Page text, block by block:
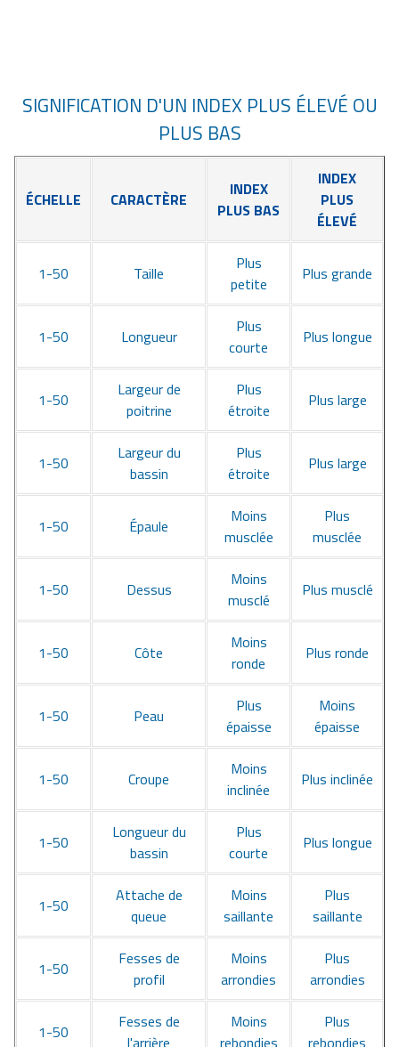
SIGNIFICATION D'UN INDEX PLUS ÉLEVÉ OU
PLUS BAS
ÉCHELLE CARACTÈRE
INDEX
PLUS BAS
INDEX
PLUS
ÉLEVÉ
1-50 Taille
Plus
petite
Plus grande
1-50 Longueur
Plus
courte
Plus longue
1-50
Largeur de
poitrine
Plus
étroite
Plus large
1-50
Largeur du
bassin
Plus
étroite
Plus large
1-50 Épaule
Moins
musclée
Plus
musclée
1-50 Dessus
Moins
musclé
Plus musclé
1-50 Côte
Moins
ronde
Plus ronde
1-50 Peau
Plus
épaisse
Moins
épaisse
1-50 Croupe
Moins
inclinée
Plus inclinée
1-50
Longueur du
bassin
Plus
courte
Plus longue
1-50
Attache de
queue
Moins
saillante
Plus
saillante
1-50
Fesses de
profil
Moins
arrondies
Plus
arrondies
1-50
Fesses de
l'arrière
Moins
rebondies
Plus
rebondies